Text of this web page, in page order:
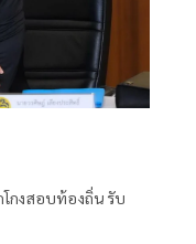
กงสอบท้องถิ่น รับ